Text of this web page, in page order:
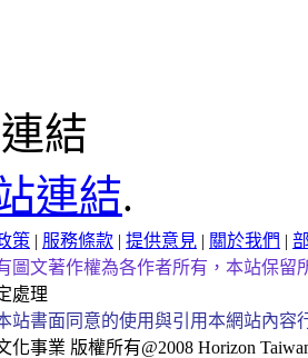
結
連結.
策 | 服務條款 | 提供意見 | 關於我們 |
圖文著作權為各作者所有，本站保留
處理
站書面同意的使用與引用本網站內
化事業 版權所有@2008 Horizon